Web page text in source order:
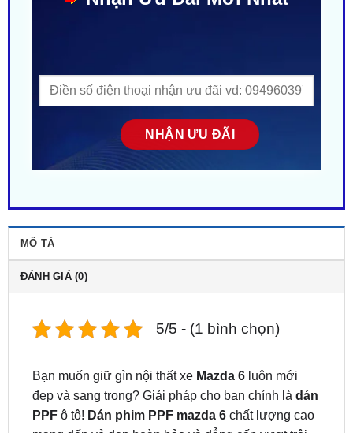
ĐÁNH GIÁ (0)
Bạn muốn giữ gìn nội thất xeMazda 6luôn mới
PPF ô tô!Dán phim PPF mazda 6chất lượng cao
mang đến vẻ đẹp hoàn hảo và đẳng cấp vượt trội
cho xế yêu của bạn.